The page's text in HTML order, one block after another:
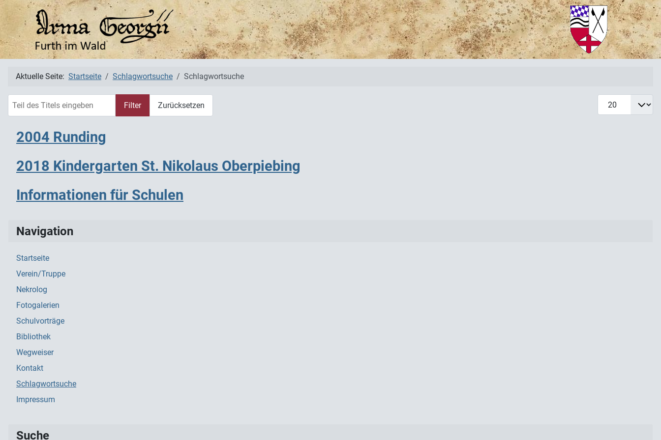
Aktuelle Seite: Startseite Schlagwortsuche Schlagwortsuche
Filter Zurücksetzen
Anzeige #
2004 Runding
2018 Kindergarten St. Nikolaus Oberpiebing
Informationen für Schulen
Navigation
Startseite
Verein/Truppe
Nekrolog
Fotogalerien
Schulvorträge
Bibliothek
Wegweiser
Kontakt
Schlagwortsuche
Impressum
Suche